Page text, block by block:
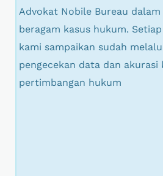
Advokat Nobile Bureau dalam
beragam kasus hukum.
kami sampaikan sudah
pengecekan data dan
pertimbangan hukum